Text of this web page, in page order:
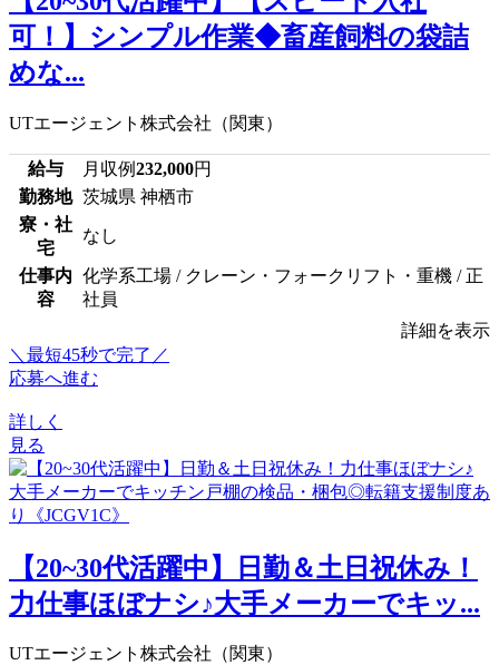
可！】シンプル作業◆畜産飼料の袋詰
めな...
UTエージェント株式会社（関東）
給与 月収例232,000円
勤務地 茨城県 神栖市
寮・社
宅
なし
仕事内
容
化学系工場 / クレーン・フォークリフト・重機 / 正
社員
詳細を表示
＼最短45秒で完了／
応募へ進む
詳しく
見る
【20~30代活躍中】日勤＆土日祝休み！
力仕事ほぼナシ♪大手メーカーでキッ...
UTエージェント株式会社（関東）